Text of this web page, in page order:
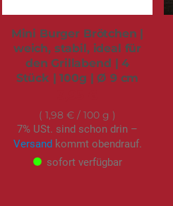
Mini Burger Brötchen |
weich, stabil, ideal für
den Grillabend | 4
Stück | 100g | Ø 9 cm
1,98 € / 100 g
7% USt. sind schon drin –
Versandkommt obendrauf.
sofort verfügbar